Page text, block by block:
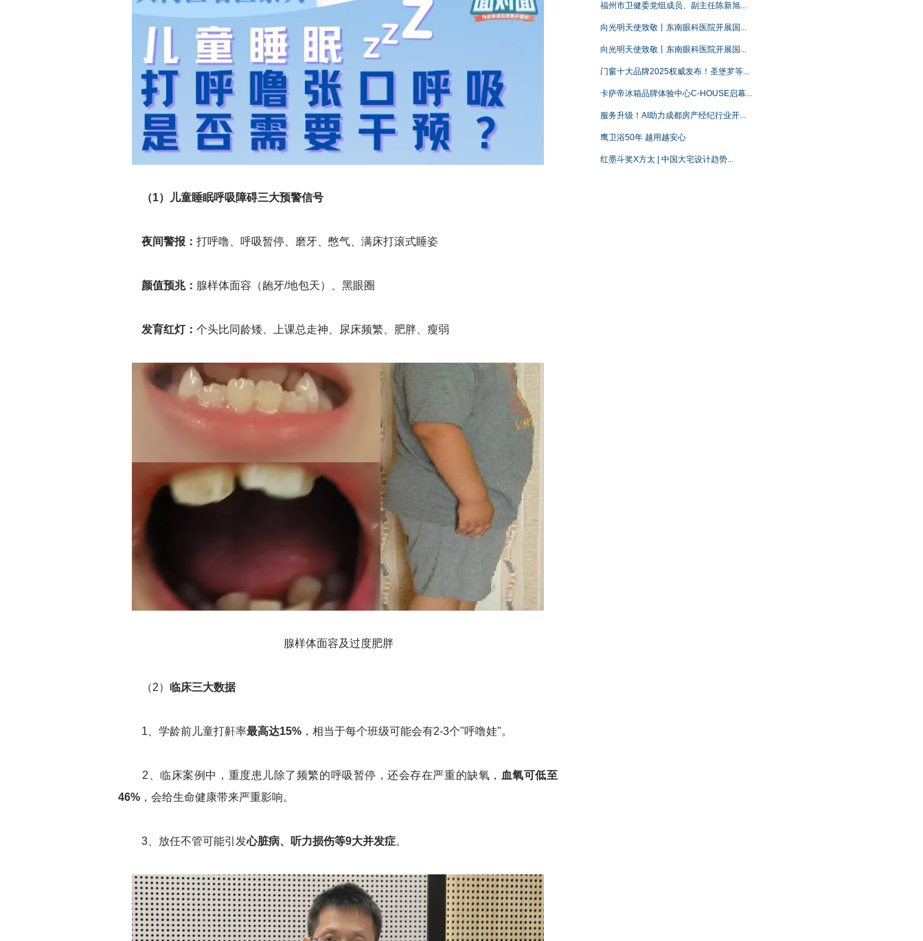
（1）儿童睡眠呼吸障碍三大预警信号
夜间警报： 打呼噜、呼吸暂停、磨牙、憋气、满床打滚式睡姿
颜值预兆： 腺样体面容（龅牙/地包天）、黑眼圈
发育红灯： 个头比同龄矮、上课总走神、尿床频繁、肥胖、瘦弱
腺样体面容及过度肥胖
（2） 临床三大数据
1、学龄前儿童打鼾率最高达15% ，相当于每个班级可能会有2-3个"呼噜娃"。
2、临床案例中，重度患儿除了频繁的呼吸暂停，还会存在严重的缺氧， 血氧可低至
46% ，会给生命健康带来严重影响。
3、放任不管可能引发心脏病、听力损伤等9大并发症。
福州市卫健委党组成员、副主任陈新旭...
向光明天使致敬丨东南眼科医院开展国...
向光明天使致敬丨东南眼科医院开展国...
门窗十大品牌2025权威发布！圣堡罗等...
卡萨帝冰箱品牌体验中心C-HOUSE启幕...
服务升级！AI助力成都房产经纪行业开...
鹰卫浴50年 越用越安心
红墨斗奖X方太 | 中国大宅设计趋势...